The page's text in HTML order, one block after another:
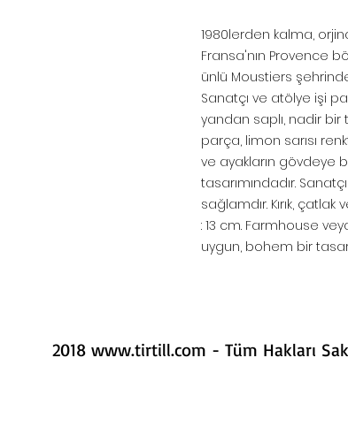
1980lerden kalma,
Fransa'nın Provence
ünlü Moustiers
Sanatçı ve atölye işi
yandan saplı, nadir bir
parça, limon sarısı
ve ayakların gövdeye
tasarımındadır.
sağlamdır. Kırık, çatlak
: 13 cm. Farmhouse
uygun, bohem bir
2018 www.tirtill.com - Tüm Hakları